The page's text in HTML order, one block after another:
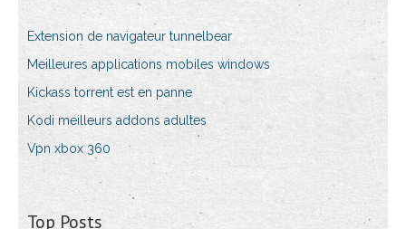
Extension de navigateur tunnelbear
Meilleures applications mobiles windows
Kickass torrent est en panne
Kodi meilleurs addons adultes
Vpn xbox 360
Top Posts